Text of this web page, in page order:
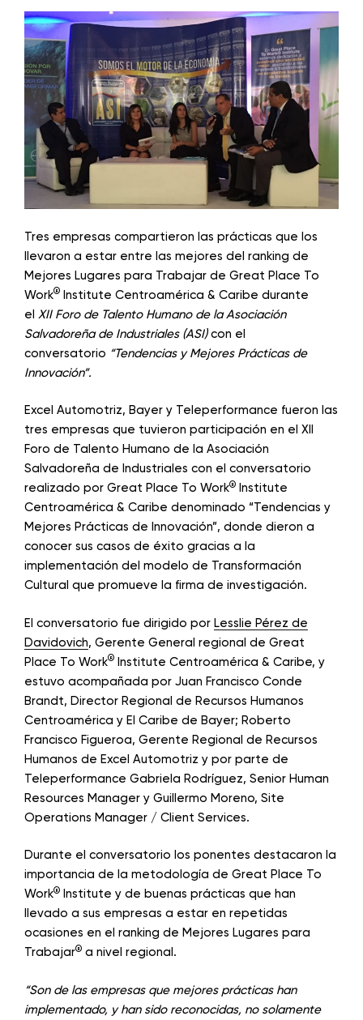
Tres empresas compartieron las prácticas que los
llevaron a estar entre las mejores del ranking de
Mejores Lugares para Trabajar de Great Place To
Work® Institute Centroamérica & Caribe durante
el XII Foro de Talento Humano de la Asociación
Salvadoreña de Industriales (ASI)con el
conversatorio “Tendencias y Mejores Prácticas de
Innovación”.
Excel Automotriz, Bayer y Teleperformance fueron las
tres empresas que tuvieron participación en el XII
Foro de Talento Humano de la Asociación
Salvadoreña de Industriales con el conversatorio
realizado por Great Place To Work® Institute
Centroamérica & Caribe denominado “Tendencias y
Mejores Prácticas de Innovación”, donde dieron a
conocer sus casos de éxito gracias a la
implementación del modelo de Transformación
Cultural que promueve la firma de investigación.
El conversatorio fue dirigido por Lesslie Pérez de
Davidovich, Gerente General regional de Great
Place To Work® Institute Centroamérica & Caribe, y
estuvo acompañada por Juan Francisco Conde
Brandt, Director Regional de Recursos Humanos
Centroamérica y El Caribe de Bayer; Roberto
Francisco Figueroa, Gerente Regional de Recursos
Humanos de Excel Automotriz y por parte de
Teleperformance Gabriela Rodríguez, Senior Human
Resources Manager y Guillermo Moreno, Site
Operations Manager / Client Services.
Durante el conversatorio los ponentes destacaron la
importancia de la metodología de Great Place To
Work® Institute y de buenas prácticas que han
llevado a sus empresas a estar en repetidas
ocasiones en el ranking de Mejores Lugares para
Trabajar® a nivel regional.
“Son de las empresas que mejores prácticas han
implementado, y han sido reconocidas, no solamente